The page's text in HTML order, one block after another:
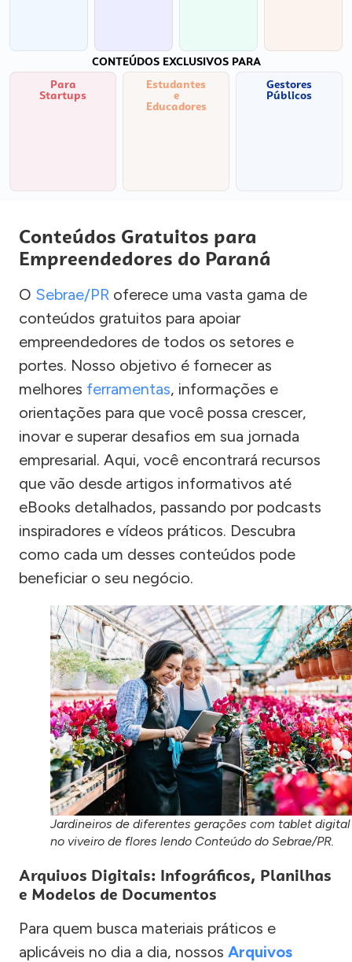
CONTEÚDOS EXCLUSIVOS PARA
Para
Startups
Estudantes
e
Educadores
Gestores
Públicos
Conteúdos Gratuitos para
Empreendedores do Paraná
O Sebrae/PR oferece uma vasta gama de
conteúdos gratuitos para apoiar
empreendedores de todos os setores e
portes. Nosso objetivo é fornecer as
melhores ferramentas, informações e
orientações para que você possa crescer,
inovar e superar desafios em sua jornada
empresarial. Aqui, você encontrará recursos
que vão desde artigos informativos até
eBooks detalhados, passando por podcasts
inspiradores e vídeos práticos. Descubra
como cada um desses conteúdos pode
beneficiar o seu negócio.
Jardineiros de diferentes gerações com tablet digital
no viveiro de flores lendo Conteúdo do Sebrae/PR.
Arquivos Digitais: Infográficos, Planilhas
e Modelos de Documentos
Para quem busca materiais práticos e
aplicáveis no dia a dia, nossos Arquivos